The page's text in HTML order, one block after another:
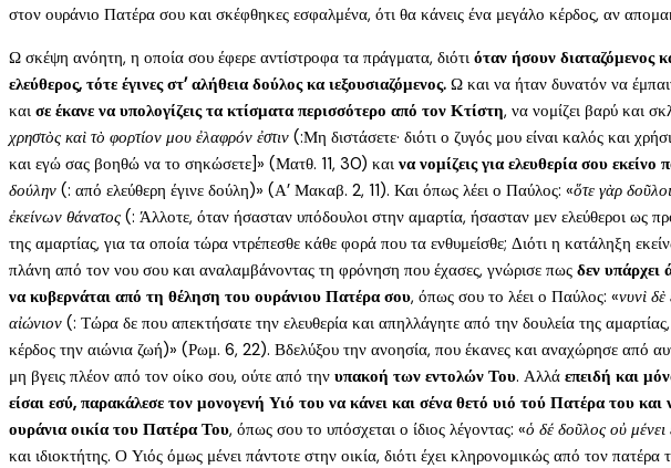
στον ουράνιο Πατέρα σου και σκέφθηκες εσφαλμένα, ότι θα κάνεις ένα μεγάλο κέρδος, αν
Ω σκέψη ανόητη, η οποία σου έφερε αντίστροφα τα πράγματα, διότι όταν ήσουν διαταζόμενος
ελεύθερος, τότε έγινες στ’ αλήθεια δούλος κα ιεξουσιαζόμενος. Ω και να ήταν δυνατόν να
και σε έκανε να υπολογίζεις τα κτίσματα περισσότερο από τον Κτίστη, να νομίζει βαρύ και
χρηστὸς καὶ τὸ φορτίον μου ἐλαφρόν ἐστιν (:Μη διστάσετε· διότι ο ζυγός μου είναι καλός και
και εγώ σας βοηθώ να το σηκώσετε]» (Ματθ. 11, 30) και να νομίζεις για ελευθερία σου
δούλην (: από ελεύθερη έγινε δούλη)» (Α’ Μακαβ. 2, 11). Και όπως λέει ο Παύλος: «ὅτε γὰρ
ἐκείνων θάνατος (: Άλλοτε, όταν ήσασταν υπόδουλοι στην αμαρτία, ήσασταν μεν ελεύθεροι ως
της αμαρτίας, για τα οποία τώρα ντρέπεσθε κάθε φορά που τα ενθυμείσθε; Διότι η κατάληξη
πλάνη από τον νου σου και αναλαμβάνοντας τη φρόνηση που έχασες, γνώρισε πως δεν υπάρχει
να κυβερνάται από τη θέληση του ουράνιου Πατέρα σου, όπως σου το λέει ο Παύλος: «νυνὶ
αἰώνιον (: Τώρα δε που απεκτήσατε την ελευθερία και απηλλάγητε από την δουλεία της
κέρδος την αιώνια ζωή)» (Ρωμ. 6, 22). Βδελύξου την ανοησία, που έκανες και αναχώρησε από
μη βγεις πλέον από τον οίκο σου, ούτε από την υπακοή των εντολών Του. Αλλά επειδή και
είσαι εσύ, παρακάλεσε τον μονογενή Υιό του να κάνει και σένα θετό υιό τού Πατέρα του
ουράνια οικία του Πατέρα Του, όπως σου το υπόσχεται ο ίδιος λέγοντας: «ὁ δέ δοῦλος οὐ μένει
και ιδιοκτήτης. Ο Υιός όμως μένει πάντοτε στην οικία, διότι έχει κληρονομικώς από τον